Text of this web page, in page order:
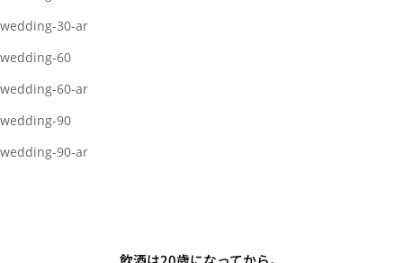
wedding-30-ar
wedding-60
wedding-60-ar
wedding-90
wedding-90-ar